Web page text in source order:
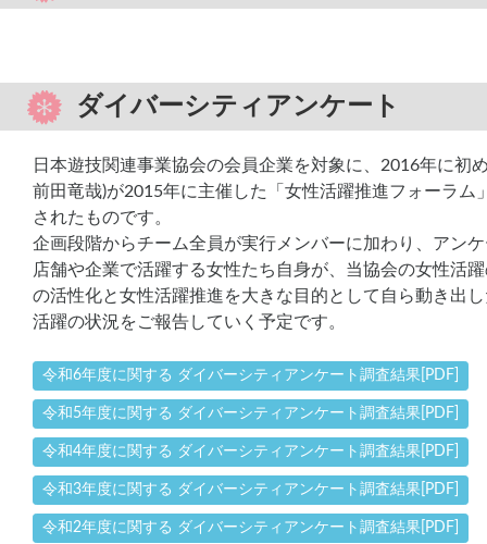
ダイバーシティアンケート
日本遊技関連事業協会の会員企業を対象に、2016年に
前田竜哉)が2015年に主催した「女性活躍推進フォーラ
されたものです。
企画段階からチーム全員が実行メンバーに加わり、アン
店舗や企業で活躍する女性たち自身が、当協会の女性活
の活性化と女性活躍推進を大きな目的として自ら動き出
活躍の状況をご報告していく予定です。
令和6年度に関する ダイバーシティアンケート調査結果[PDF]
令和5年度に関する ダイバーシティアンケート調査結果[PDF]
令和4年度に関する ダイバーシティアンケート調査結果[PDF]
令和3年度に関する ダイバーシティアンケート調査結果[PDF]
令和2年度に関する ダイバーシティアンケート調査結果[PDF]